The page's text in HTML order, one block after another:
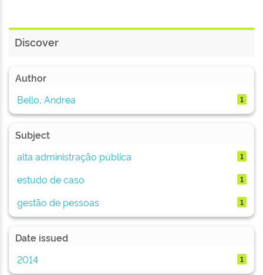
Discover
Author
Bello, Andrea
1
Subject
alta administração pública
1
estudo de caso 1
gestão de pessoas 1
Date issued
2014
1